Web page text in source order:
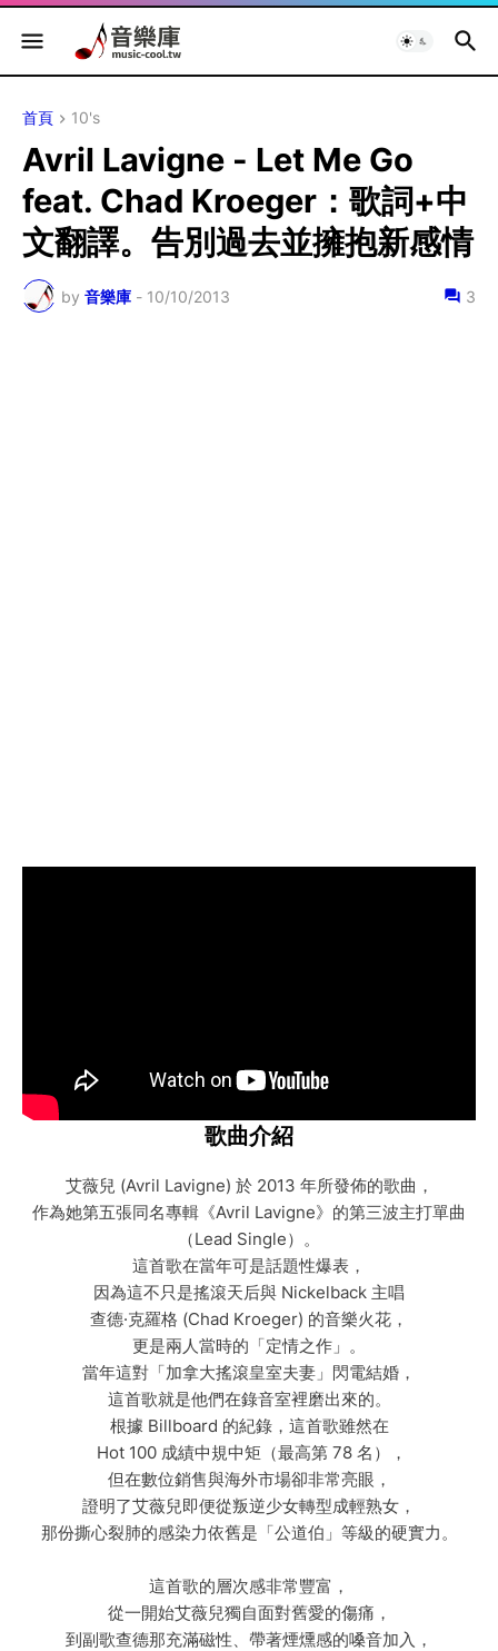
首頁 10's
Avril Lavigne - Let Me Go
feat. Chad Kroeger：歌詞+中
文翻譯。告別過去並擁抱新感情
by 音樂庫 - 10/10/2013 3
歌曲介紹
艾薇兒 (Avril Lavigne) 於 2013 年所發佈的歌曲，
作為她第五張同名專輯《Avril Lavigne》的第三波主打單曲
（Lead Single）。
這首歌在當年可是話題性爆表，
因為這不只是搖滾天后與 Nickelback 主唱
查德·克羅格 (Chad Kroeger) 的音樂火花，
更是兩人當時的「定情之作」。
當年這對「加拿大搖滾皇室夫妻」閃電結婚，
這首歌就是他們在錄音室裡磨出來的。
根據 Billboard 的紀錄，這首歌雖然在
Hot 100 成績中規中矩（最高第 78 名），
但在數位銷售與海外市場卻非常亮眼，
證明了艾薇兒即便從叛逆少女轉型成輕熟女，
那份撕心裂肺的感染力依舊是「公道伯」等級的硬實力。
這首歌的層次感非常豐富，
從一開始艾薇兒獨自面對舊愛的傷痛，
到副歌查德那充滿磁性、帶著煙燻感的嗓音加入，